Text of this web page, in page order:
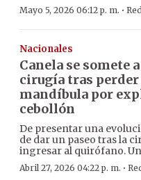
Mayo 5, 2026 06:12 p. m. ·
Nacionales
Canela se somete
cirugía tras perder
mandíbula por
cebollón
De presentar una
de dar un paseo tras la
ingresar al quirófano.
Abril 27, 2026 04:22 p. m. ·